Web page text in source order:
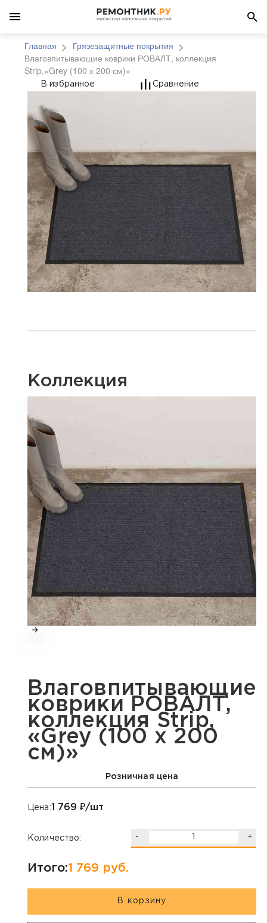
Главная
Грязезащитные покрытия
Влаговпитывающие коврики РОВАЛТ, коллекция
Strip,«Grey (100 х 200 см)»
Влаговпитывающие
В избранное Сравнение
Коллекция
Влаговпитывающие
коврики РОВАЛТ,
коллекция Strip,
«Grey (100 х 200
см)»
Розничная цена
Цена:1 769 ₽/шт
Количество: - +
Итого:1 769 руб.
В корзину